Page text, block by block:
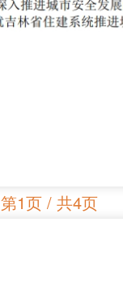
第1页 / 共4页